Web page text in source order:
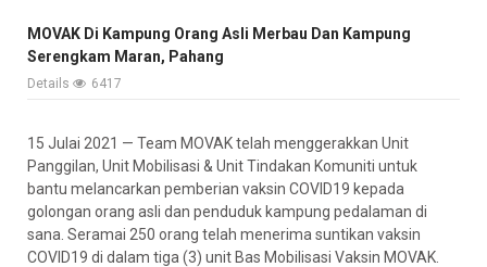
MOVAK Di Kampung Orang Asli Merbau Dan Kampung
Serengkam Maran, Pahang
Details 6417
15 Julai 2021 — Team MOVAK telah menggerakkan Unit
Panggilan, Unit Mobilisasi & Unit Tindakan Komuniti untuk
bantu melancarkan pemberian vaksin COVID19 kepada
golongan orang asli dan penduduk kampung pedalaman di
sana. Seramai 250 orang telah menerima suntikan vaksin
COVID19 di dalam tiga (3) unit Bas Mobilisasi Vaksin MOVAK.